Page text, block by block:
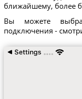
ближайшему, более
Вы можете
подключения -